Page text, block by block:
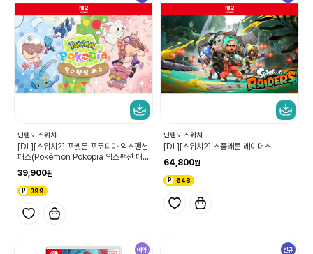
닌텐도 스위치
[DL][스위치2] 포켓몬 포코피아 익스팬션
패스(Pokémon Pokopia 익스팬션 패
39,900
399
닌텐도 스위치
[DL][스위치2] 스플래툰 레이더스
64,800
648
예약 신규